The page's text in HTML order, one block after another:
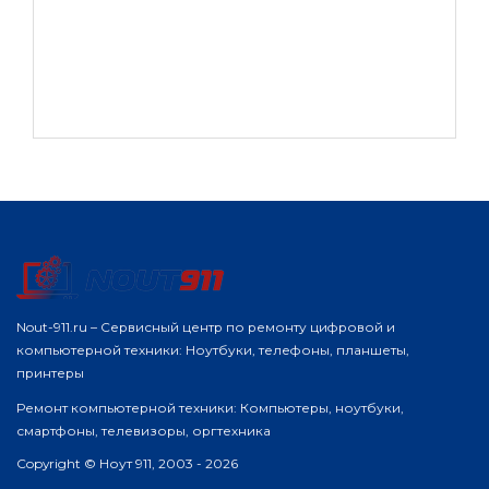
Nout-911.ru – Сервисный центр по ремонту цифровой и
компьютерной техники: Ноутбуки, телефоны, планшеты,
принтеры
Ремонт компьютерной техники: Компьютеры, ноутбуки,
смартфоны, телевизоры, оргтехника
Copyright © Ноут 911, 2003 - 2026